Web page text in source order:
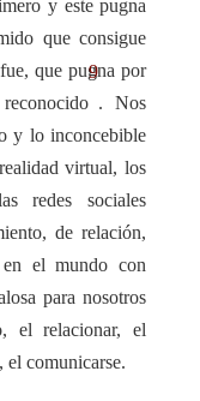
y este pugna
que consigue
que pugna por
9
. Nos
y lo inconcebible
virtual, los
redes sociales
de relación,
el mundo con
para nosotros
el relacionar, el
el comunicarse.